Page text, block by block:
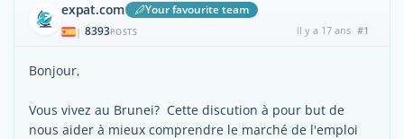
expat.com Your favourite team
| 8393POSTS il y a 17 ans #1
Bonjour,
Vous vivez au Brunei? Cette discution à pour but de
nous aider à mieux comprendre le marché de l'emploi